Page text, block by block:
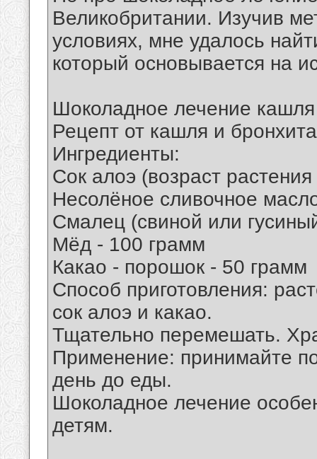
Великобритании. Изучив
условиях, мне удалось
который основывается на
Шоколадное лечение
Рецепт от кашля и бронхита
Ингредиенты:
Сок алоэ (возраст
Несолёное сливочное
Смалец (свиной или
Мёд - 100 грамм
Какао - порошок - 50 грамм
Способ приготовления:
сок алоэ и какао.
Тщательно перемешать.
Применение: принимайте
день до еды.
Шоколадное лечение
детям.